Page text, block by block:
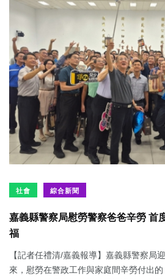
社會 綜合新聞
嘉義縣警察局慰勞警察爸爸辛勞 首
福
【記者任禮清/嘉義報導】嘉義縣警察局
來，慰勞在警政工作與家庭間辛勞付出